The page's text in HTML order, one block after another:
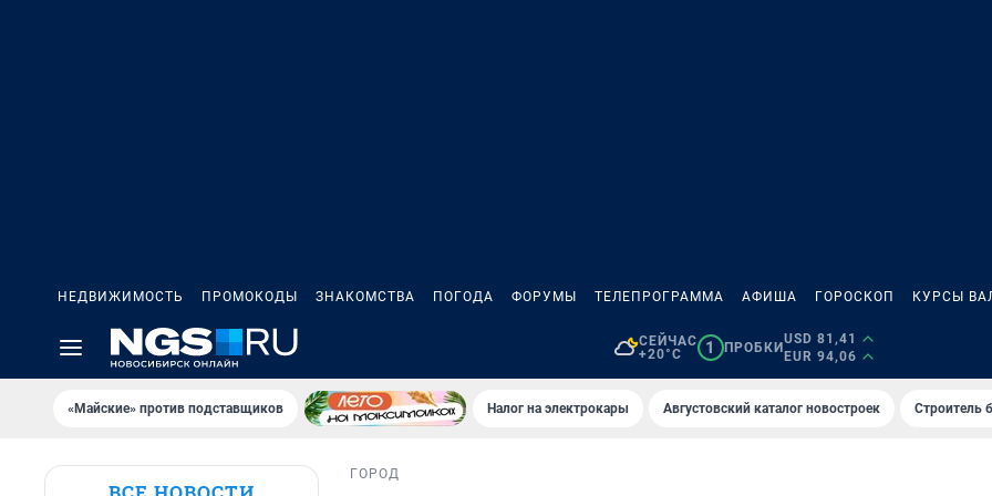
НЕДВИЖИМОСТЬ ПРОМОКОДЫ ЗНАКОМСТВА ПОГОДА ФОРУМЫ ТЕЛЕПРОГРАММА АФИША ГОРОСКОП КУРСЫ
СЕЙЧАС
+20°C
1 ПРОБКИ
USD 81,41
EUR 94,06
«Майские» против подставщиков Налог на электрокары Августовский каталог новостроек Строитель
ГОРОД